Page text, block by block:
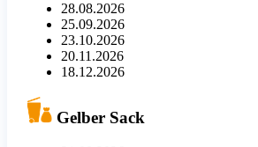
28.08.2026
25.09.2026
23.10.2026
20.11.2026
18.12.2026
Gelber Sack